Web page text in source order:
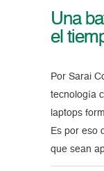
Una
el
Por Sarai
tecnología
laptops
Es por eso
que sean